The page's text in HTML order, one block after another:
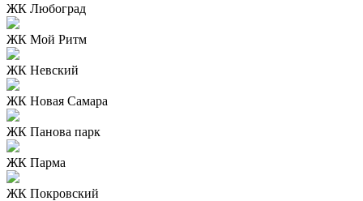
ЖК Любоград
ЖК Мой Ритм
ЖК Невский
ЖК Новая Самара
ЖК Панова парк
ЖК Парма
ЖК Покровский